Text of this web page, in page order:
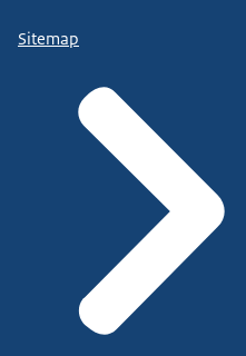
Sitemap